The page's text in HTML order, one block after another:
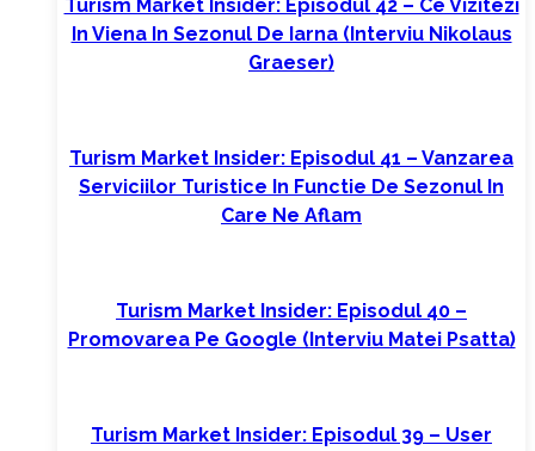
Turism Market Insider: Episodul 42 – Ce Vizitezi
In Viena In Sezonul De Iarna (interviu Nikolaus
Graeser)
Turism Market Insider: Episodul 41 – Vanzarea
Serviciilor Turistice In Functie De Sezonul In
Care Ne Aflam
Turism Market Insider: Episodul 40 –
Promovarea Pe Google (interviu Matei Psatta)
Turism Market Insider: Episodul 39 – User